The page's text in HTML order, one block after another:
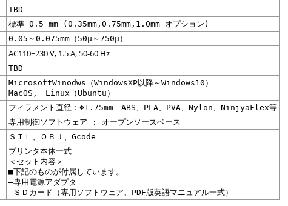
TBD
標準 0.5 mm (0.35mm,0.75mm,1.0mm オプション)
0.05～0.075mm（50µ～750µ）
AC110~230 V, 1.5 A, 50-60 Hz
TBD
MicrosoftWinodws（WindowsXP以降～Windows10）
MacOS, Linux（Ubuntu）
フィラメント直径：Φ1.75mm ABS、PLA、PVA、Nylon、NinjyaFlex等
専用制御ソフトウェア : オープンソースベース
ＳＴＬ、ＯＢＪ、Gcode
プリンタ本体一式
＜セット内容＞
■下記のものが付属しています。
―専用電源アダプタ
―ＳＤカード（専用ソフトウェア、PDF版英語マニュアル一式）